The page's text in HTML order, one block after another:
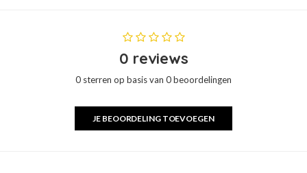
0 reviews
0 sterren op basis van 0 beoordelingen
JE BEOORDELING TOEVOEGEN